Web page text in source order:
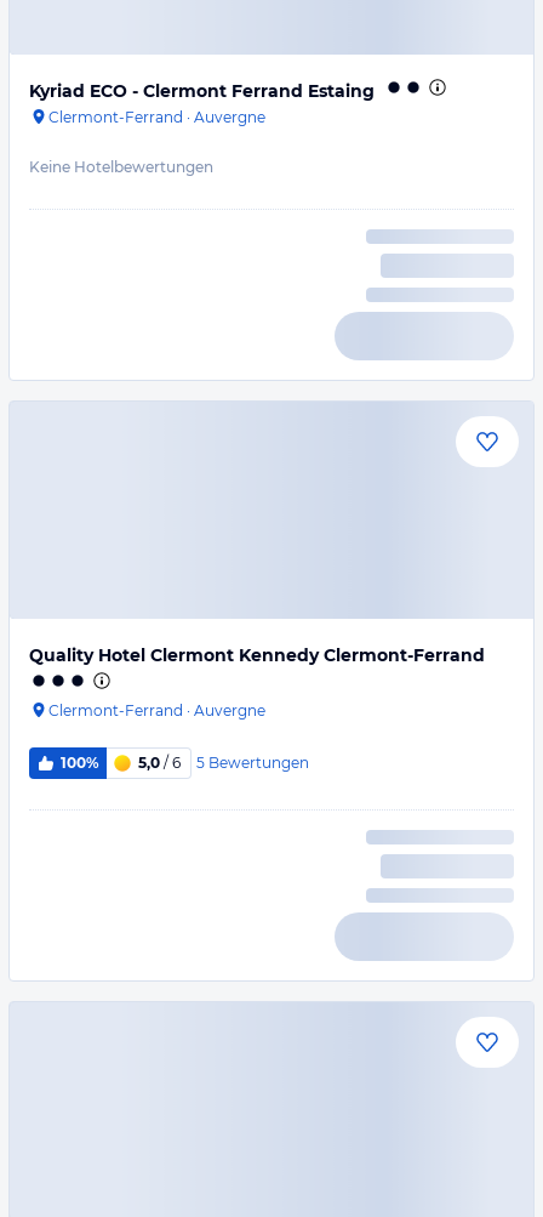
Kyriad ECO - Clermont Ferrand Estaing
Clermont-Ferrand · Auvergne
Keine Hotelbewertungen
Quality Hotel Clermont Kennedy Clermont-Ferrand
Clermont-Ferrand · Auvergne
100% 5,0 / 6 5 Bewertungen